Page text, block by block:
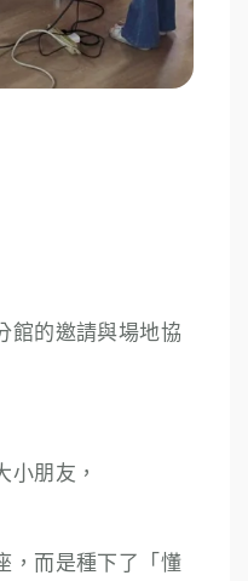
館的邀請與場地協
小朋友，
，而是種下了「懂